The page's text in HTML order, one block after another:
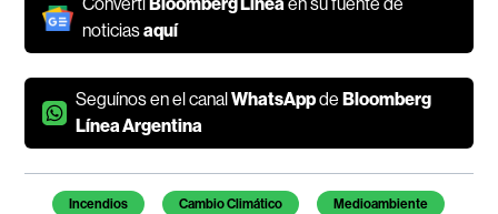
Convertí Bloomberg Líneaen su fuente de
noticiasaquí
Seguínos en el canalWhatsAppde Bloomberg
Línea Argentina
Temas de este artículo
Incendios Cambio Climático Medioambiente